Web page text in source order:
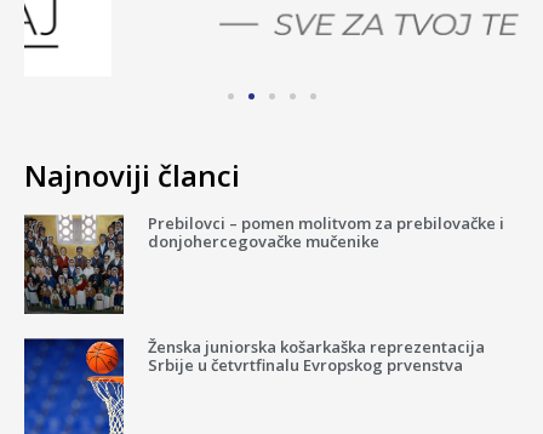
Najnoviji članci
Prebilovci – pomen molitvom za prebilovačke i
donjohercegovačke mučenike
Ženska juniorska košarkaška reprezentacija
Srbije u četvrtfinalu Evropskog prvenstva